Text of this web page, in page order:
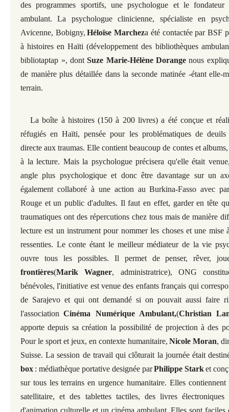
des programmes sportifs, une psychologue et le fondateur
ambulant. La psychologue clinicienne, spécialiste en
Avicenne, Bobigny, Héloïse Marcheza été contactée par BSF
à histoires en Haïti (développement des bibliothèques
bibliotaptap », dont Suze Marie-Hélène Dorange nous
de manière plus détaillée dans la seconde matinée -étant elle-
terrain.
La boîte à histoires (150 à 200 livres) a été conçue et
réfugiés en Haïti, pensée pour les problématiques de deuils
directe aux traumas. Elle contient beaucoup de contes et
à la lecture. Mais la psychologue précisera qu'elle était
angle plus psychologique et donc être davantage sur un
également collaboré à une action au Burkina-Fasso avec
Rouge et un public d'adultes. Il faut en effet, garder en tête
traumatiques ont des répercutions chez tous mais de manière
lecture est un instrument pour nommer les choses et une mise
ressenties. Le conte étant le meilleur médiateur de la vie
ouvre tous les possibles. Il permet de penser, rêver,
frontières(Marik Wagner, administratrice), ONG
bénévoles, l'initiative est venue des enfants français qui
de Sarajevo et qui ont demandé si on pouvait aussi faire
l'association Cinéma Numérique Ambulant,(Christian
apporte depuis sa création la possibilité de projection à des
Pour le sport et jeux, en contexte humanitaire, Nicole Moran,
Suisse. La session de travail qui clôturait la journée était
box : médiathèque portative designée parPhilippe Starket
sur tous les terrains en urgence humanitaire. Elles
satellitaire, et des tablettes tactiles, des livres
d'animation culturelle et un cinéma ambulant. Elles sont faciles